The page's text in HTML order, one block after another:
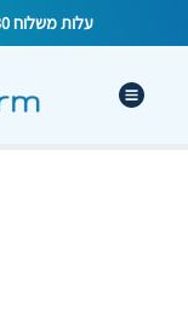
עלות משלוח 30 ש"ח | משלוח חינם ברכישה מעל 230 ₪